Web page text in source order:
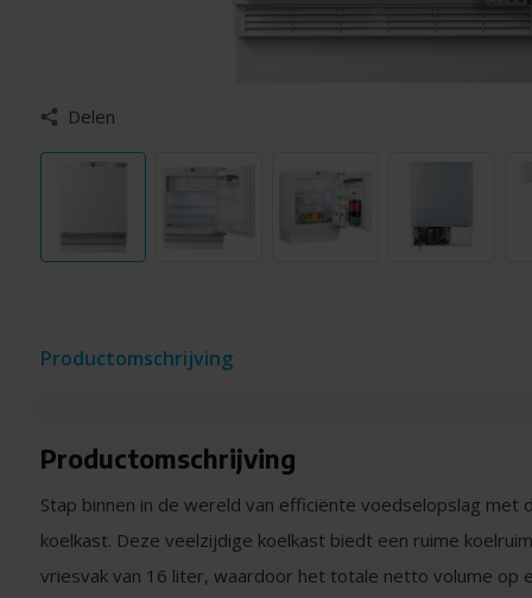
Delen
Productomschrijving
Productomschrijving
Stap binnen in de wereld van efficiënte voedselopslag met
koelkast. Deze veelzijdige koelkast biedt een ruime
vriesvak van 16 liter, waardoor het totale netto volume op